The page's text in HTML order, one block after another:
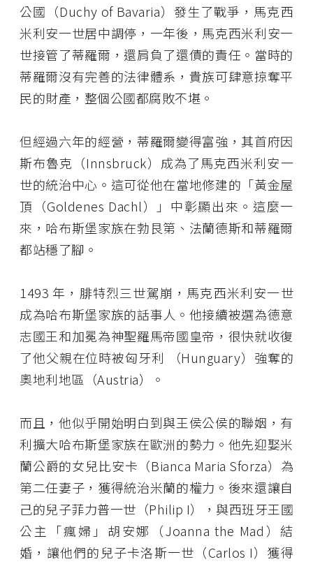
公國（Duchy of Bavaria）發生了戰爭，馬克西
米利安一世居中調停，一年後，馬克西米利安一
世接管了蒂羅爾，還肩負了還債的責任。當時的
蒂羅爾沒有完善的法律體系，貴族可肆意掠奪平
民的財產，整個公國都腐敗不堪。
但經過六年的經營，蒂羅爾變得富強，其首府因
斯布魯克（Innsbruck）成為了馬克西米利安一
世的統治中心。這可從他在當地修建的「黃金屋
頂（Goldenes Dachl）」中彰顯出來。這麼一
來，哈布斯堡家族在勃艮第、法蘭德斯和蒂羅爾
都站穩了腳。
1493 年，腓特烈三世駕崩，馬克西米利安一世
成為哈布斯堡家族的話事人。他接續被選為德意
志國王和加冕為神聖羅馬帝國皇帝，很快就收復
了他父親在位時被匈牙利 （Hunguary）強奪的
奧地利地區（Austria）。
而且，他似乎開始明白到與王侯公侯的聯姻，有
利擴大哈布斯堡家族在歐洲的勢力。他先迎娶米
蘭公爵的女兒比安卡（Bianca Maria Sforza）為
第二任妻子，獲得統治米蘭的權力。後來還讓自
己的兒子菲力普一世（Philip I），與西班牙王國
公主「瘋婦」胡安娜（Joanna the Mad）結
婚，讓他們的兒子卡洛斯一世（Carlos I）獲得